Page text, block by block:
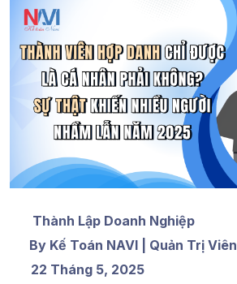
Thành Lập Doanh Nghiệp
By Kế Toán NAVI | Quản Trị Viên
22 Tháng 5, 2025